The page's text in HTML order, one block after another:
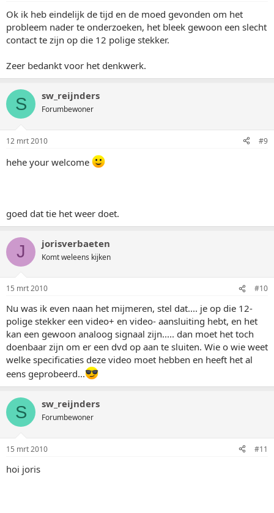
Ok ik heb eindelijk de tijd en de moed gevonden om het
probleem nader te onderzoeken, het bleek gewoon een slecht
contact te zijn op die 12 polige stekker.
Zeer bedankt voor het denkwerk.
S sw_reijnders
Forumbewoner
12 mrt 2010 #9
hehe your welcome
goed dat tie het weer doet.
J jorisverbaeten
Komt weleens kijken
15 mrt 2010 #10
Nu was ik even naan het mijmeren, stel dat.... je op die 12-
polige stekker een video+ en video- aansluiting hebt, en het
kan een gewoon analoog signaal zijn..... dan moet het toch
doenbaar zijn om er een dvd op aan te sluiten. Wie o wie weet
welke specificaties deze video moet hebben en heeft het al
eens geprobeerd...
S sw_reijnders
Forumbewoner
15 mrt 2010 #11
hoi joris